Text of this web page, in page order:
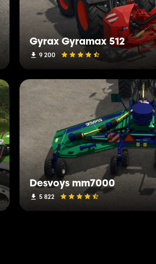
Gyrax Gyramax 512
9 200
Desvoys mm7000
5 822